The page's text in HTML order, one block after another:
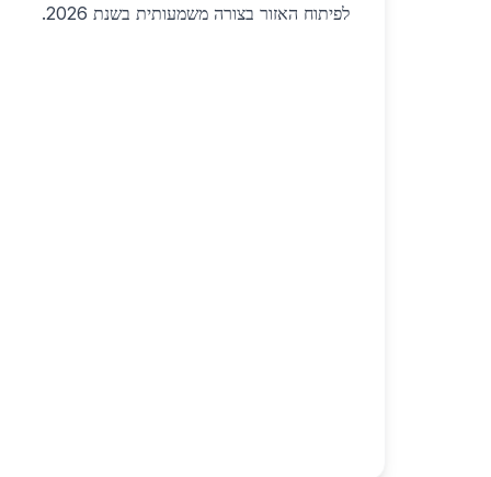
לפיתוח האזור בצורה משמעותית בשנת 2026.